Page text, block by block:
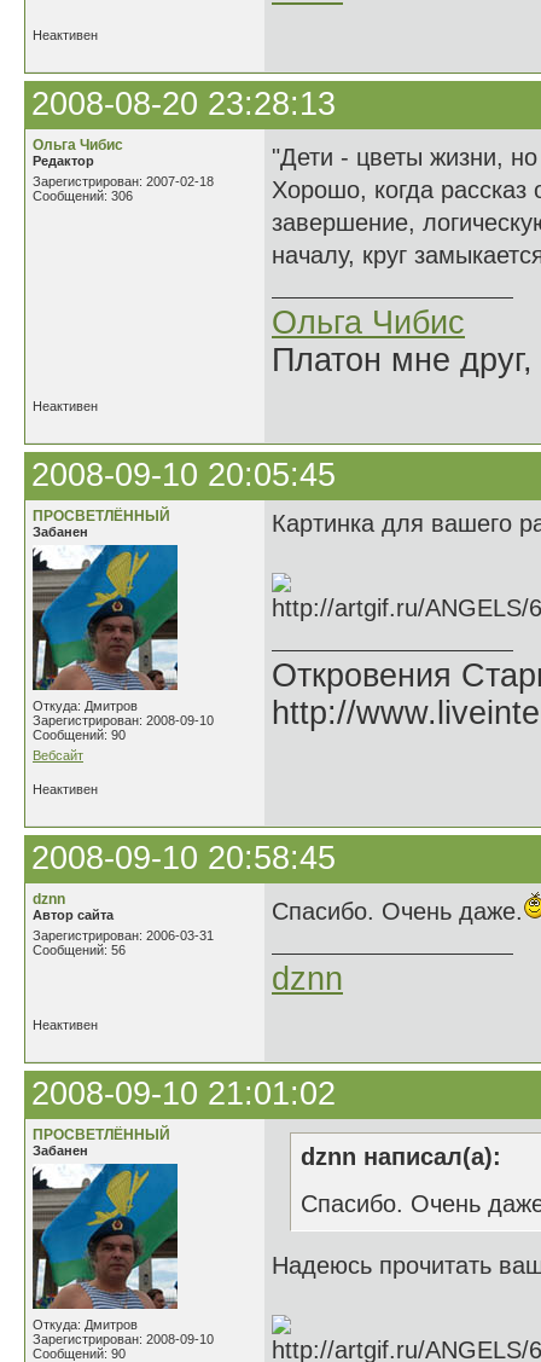
Неактивен
2008-08-20 23:28:13
Ольга Чибис
Редактор
Зарегистрирован: 2007-02-18
Сообщений: 306
"Дети - цветы жизни,
Хорошо, когда рассказ
завершение,
началу, круг
Ольга Чибис
Платон мне
Неактивен
2008-09-10 20:05:45
ПРОСВЕТЛЁННЫЙ
Забанен
Откуда: Дмитров
Зарегистрирован: 2008-09-10
Сообщений: 90
Вебсайт
Картинка для вашего
Откровения
http://
Неактивен
2008-09-10 20:58:45
dznn
Автор сайта
Зарегистрирован: 2006-03-31
Сообщений: 56
Спасибо. Очень даже.
dznn
Неактивен
2008-09-10 21:01:02
ПРОСВЕТЛЁННЫЙ
Забанен
Откуда: Дмитров
Зарегистрирован: 2008-09-10
Сообщений: 90
dznn написал(а):
Спасибо. Очень
Надеюсь прочитать